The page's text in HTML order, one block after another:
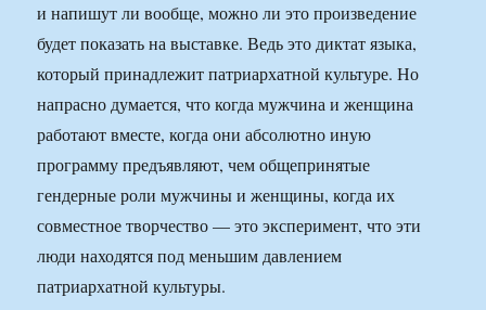
и напишут ли вообще, можно ли это произведение
будет показать на выставке. Ведь это диктат языка,
который принадлежит патриархатной культуре. Но
напрасно думается, что когда мужчина и женщина
работают вместе, когда они абсолютно иную
программу предъявляют, чем общепринятые
гендерные роли мужчины и женщины, когда их
совместное творчество — это эксперимент, что эти
люди находятся под меньшим давлением
патриархатной культуры.